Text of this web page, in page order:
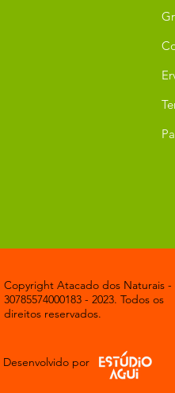
Copyright Atacado dos Naturais -
30785574000183 - 2023. Todos os
direitos reservados.
Desenvolvido por